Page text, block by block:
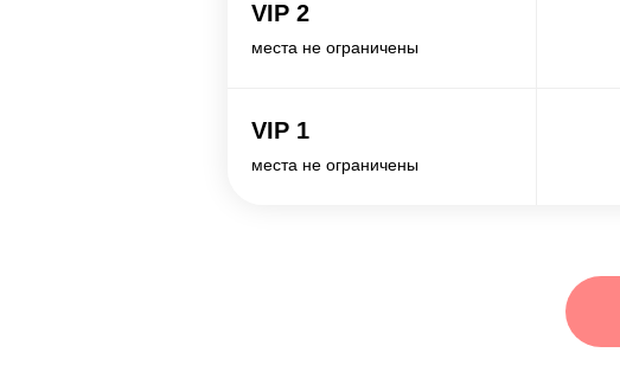
VIP 2
места не ограничены
VIP 1
места не ограничены